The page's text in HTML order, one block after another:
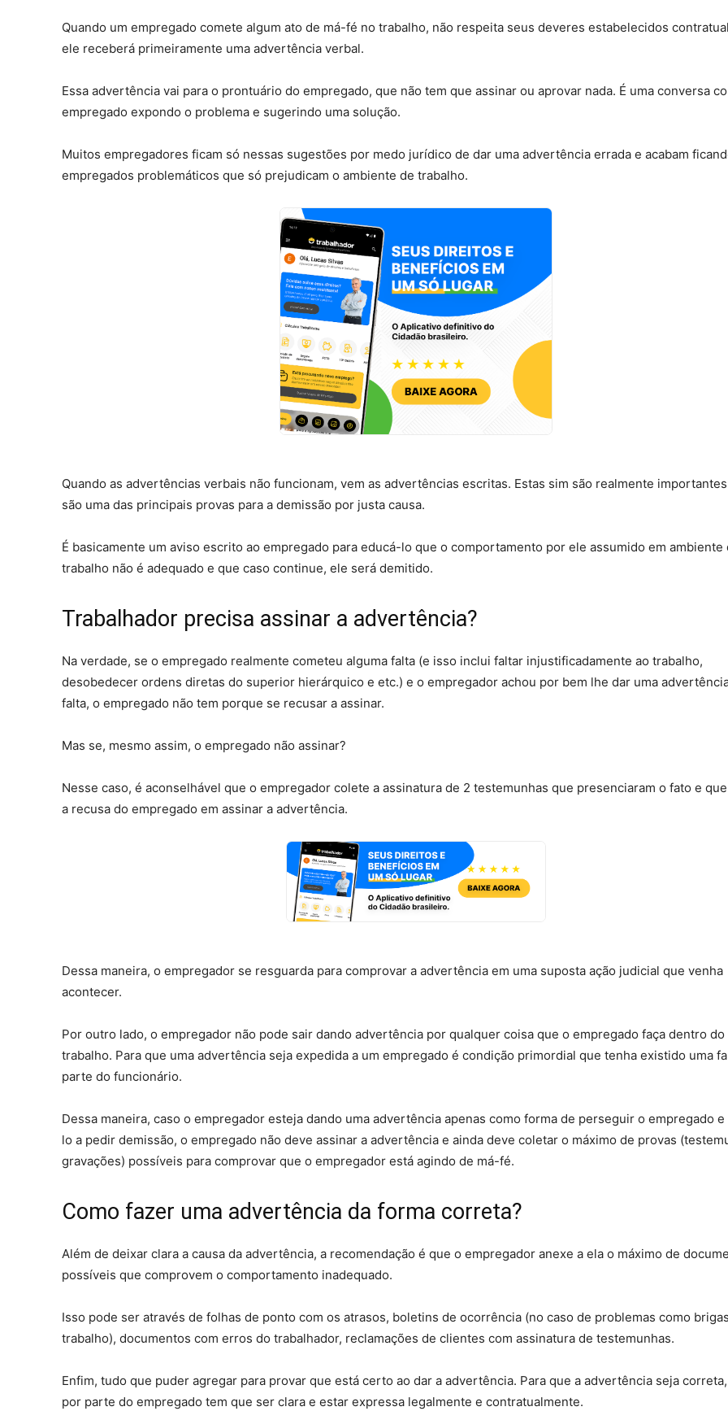
Quando um empregado comete algum ato de má-fé no trabalho, não respeita seus deveres estabelecidos
ele receberá primeiramente uma advertência verbal.
Essa advertência vai para o prontuário do empregado, que não tem que assinar ou aprovar nada. É uma conversa
empregado expondo o problema e sugerindo uma solução.
Muitos empregadores ficam só nessas sugestões por medo jurídico de dar uma advertência errada e acabam
empregados problemáticos que só prejudicam o ambiente de trabalho.
Quando as advertências verbais não funcionam, vem as advertências escritas. Estas sim são realmente
são uma das principais provas para a demissão por justa causa.
É basicamente um aviso escrito ao empregado para educá-lo que o comportamento por ele assumido em ambiente
trabalho não é adequado e que caso continue, ele será demitido.
Trabalhador precisa assinar a advertência?
Na verdade, se o empregado realmente cometeu alguma falta (e isso inclui faltar injustificadamente ao trabalho,
desobedecer ordens diretas do superior hierárquico e etc.) e o empregador achou por bem lhe dar uma
falta, o empregado não tem porque se recusar a assinar.
Mas se, mesmo assim, o empregado não assinar?
Nesse caso, é aconselhável que o empregador colete a assinatura de 2 testemunhas que presenciaram o fato e
a recusa do empregado em assinar a advertência.
Dessa maneira, o empregador se resguarda para comprovar a advertência em uma suposta ação judicial que venha
acontecer.
Por outro lado, o empregador não pode sair dando advertência por qualquer coisa que o empregado faça dentro do
trabalho. Para que uma advertência seja expedida a um empregado é condição primordial que tenha existido uma
parte do funcionário.
Dessa maneira, caso o empregador esteja dando uma advertência apenas como forma de perseguir o empregado
lo a pedir demissão, o empregado não deve assinar a advertência e ainda deve coletar o máximo de provas
gravações) possíveis para comprovar que o empregador está agindo de má-fé.
Como fazer uma advertência da forma correta?
Além de deixar clara a causa da advertência, a recomendação é que o empregador anexe a ela o máximo de
possíveis que comprovem o comportamento inadequado.
Isso pode ser através de folhas de ponto com os atrasos, boletins de ocorrência (no caso de problemas como
trabalho), documentos com erros do trabalhador, reclamações de clientes com assinatura de testemunhas.
Enfim, tudo que puder agregar para provar que está certo ao dar a advertência. Para que a advertência seja
por parte do empregado tem que ser clara e estar expressa legalmente e contratualmente.